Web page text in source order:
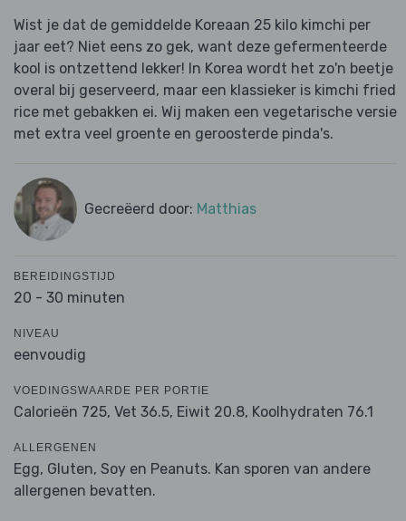
Wist je dat de gemiddelde Koreaan 25 kilo kimchi per
jaar eet? Niet eens zo gek, want deze gefermenteerde
kool is ontzettend lekker! In Korea wordt het zo'n beetje
overal bij geserveerd, maar een klassieker is kimchi fried
rice met gebakken ei. Wij maken een vegetarische versie
met extra veel groente en geroosterde pinda's.
Gecreëerd door: Matthias
BEREIDINGSTIJD
20 - 30 minuten
NIVEAU
eenvoudig
VOEDINGSWAARDE PER PORTIE
Calorieën 725, Vet 36.5, Eiwit 20.8, Koolhydraten 76.1
ALLERGENEN
Egg, Gluten, Soy en Peanuts. Kan sporen van andere
allergenen bevatten.